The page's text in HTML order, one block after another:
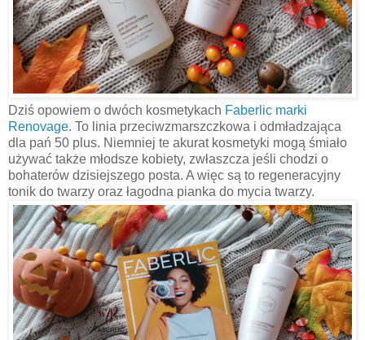
Dziś opowiem o dwóch kosmetykach Faberlic marki
Renovage. To linia przeciwzmarszczkowa i odmładzająca
dla pań 50 plus. Niemniej te akurat kosmetyki mogą śmiało
używać także młodsze kobiety, zwłaszcza jeśli chodzi o
bohaterów dzisiejszego posta. A więc są to regeneracyjny
tonik do twarzy oraz łagodna pianka do mycia twarzy.